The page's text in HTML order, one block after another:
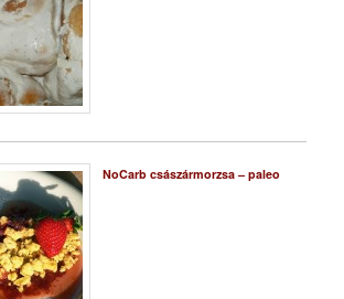
NoCarb császármorzsa – paleo